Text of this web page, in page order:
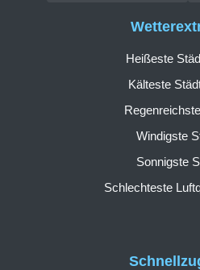
Heißeste
Kälteste
Windigste
Sonnigste
Schlechteste